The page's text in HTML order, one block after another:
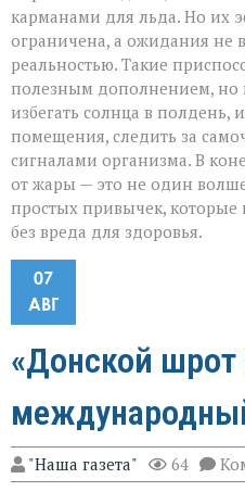
карманами для льда. Но их
ограничена, а ожидания не
реальностью. Такие
полезным дополнением, но
избегать солнца в полдень,
помещения, следить за
сигналами организма. В
от жары — это не один
простых привычек,
без вреда для здоровья.
07
АВГ
«Донской шрот
"Наша газета" 64